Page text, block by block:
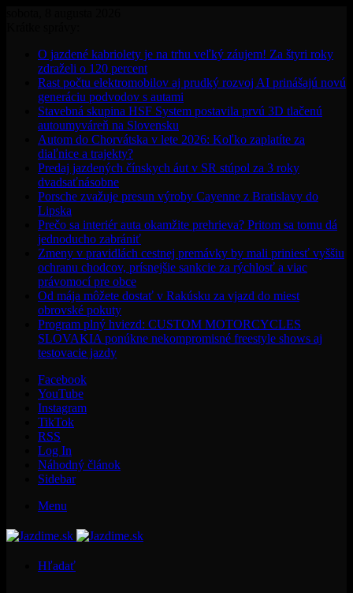
O jazdené kabriolety je na trhu veľký záujem! Za štyri roky
zdraželi o 120 percent
Rast počtu elektromobilov aj prudký rozvoj AI prinášajú novú
generáciu podvodov s autami
Stavebná skupina HSF System postavila prvú 3D tlačenú
autoumyváreň na Slovensku
Autom do Chorvátska v lete 2026: Koľko zaplatíte za
diaľnice a trajekty?
Predaj jazdených čínskych áut v SR stúpol za 3 roky
dvadsaťnásobne
Porsche zvažuje presun výroby Cayenne z Bratislavy do
Lipska
Prečo sa interiér auta okamžite prehrieva? Pritom sa tomu dá
jednoducho zabrániť
Zmeny v pravidlách cestnej premávky by mali priniesť vyššiu
ochranu chodcov, prísnejšie sankcie za rýchlosť a viac
právomocí pre obce
Od mája môžete dostať v Rakúsku za vjazd do miest
obrovské pokuty
Program plný hviezd: CUSTOM MOTORCYCLES
SLOVAKIA ponúkne nekompromisné freestyle shows aj
testovacie jazdy
Facebook
YouTube
Instagram
TikTok
RSS
Log In
Náhodný článok
Sidebar
Menu
Hľadať